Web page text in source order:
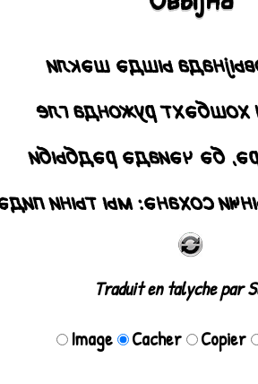
Ышды овыjнада
Чымы ән хошбәхт
Әнҹәа рәрә, бә
ахырынҹи соханә:
Traduit en talyche par
Image
Cacher Copier